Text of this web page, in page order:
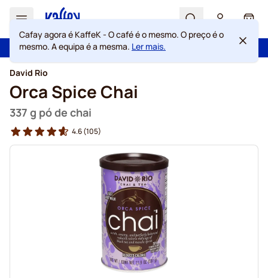
Ir para o Conteúdo
Search Cart
Portes grátis acima de 49 €
100 dias de direito de rescisão
Cafay agora é KaffeK - O café é o mesmo. O preço é o
mesmo. A equipa é a mesma. Ler mais.
David Rio
Orca Spice Chai
337 g pó de chai
4.6(105)